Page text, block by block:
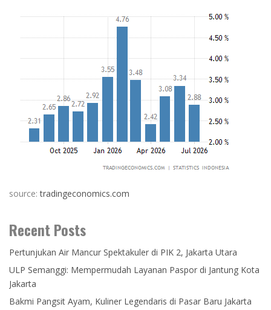
source:tradingeconomics.com
Recent Posts
Pertunjukan Air Mancur Spektakuler di PIK 2, Jakarta Utara
ULP Semanggi: Mempermudah Layanan Paspor di Jantung Kota
Jakarta
Bakmi Pangsit Ayam, Kuliner Legendaris di Pasar Baru Jakarta